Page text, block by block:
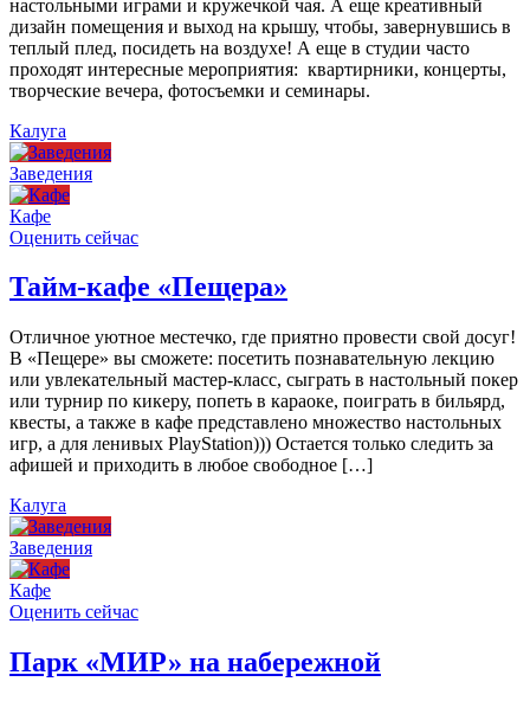
настольными играми и кружечкой чая. А еще креативный
дизайн помещения и выход на крышу, чтобы, завернувшись в
теплый плед, посидеть на воздухе! А еще в студии часто
проходят интересные мероприятия: квартирники, концерты,
творческие вечера, фотосъемки и семинары.
Калуга
Заведения
Кафе
Оценить сейчас
Тайм-кафе «Пещера»
Отличное уютное местечко, где приятно провести свой досуг!
В «Пещере» вы сможете: посетить познавательную лекцию
или увлекательный мастер-класс, сыграть в настольный покер
или турнир по кикеру, попеть в караоке, поиграть в бильярд,
квесты, а также в кафе представлено множество настольных
игр, а для ленивых PlayStation))) Остается только следить за
афишей и приходить в любое свободное […]
Калуга
Заведения
Кафе
Оценить сейчас
Парк «МИР» на набережной